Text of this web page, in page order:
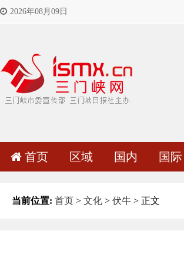
2026年08月09日
首页 区域 国内 国际
当前位置: 首页 > 文化 > 伏牛 > 正文